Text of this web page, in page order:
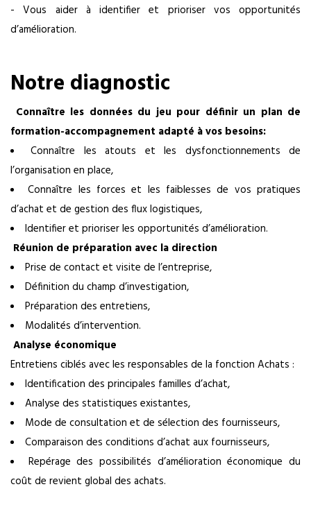
- Vous aider à identifier et prioriser vos opportunités
d’amélioration.
Notre diagnostic
Connaître les données du jeu pour définir un plan de
formation-accompagnement adapté à vos besoins:
Connaître les atouts et les dysfonctionnements de
l’organisation en place,
Connaître les forces et les faiblesses de vos pratiques
d’achat et de gestion des flux logistiques,
Identifier et prioriser les opportunités d’amélioration.
Réunion de préparation avec la direction
Prise de contact et visite de l’entreprise,
Définition du champ d’investigation,
Préparation des entretiens,
Modalités d’intervention.
Analyse économique
Entretiens ciblés avec les responsables de la fonction Achats :
Identification des principales familles d’achat,
Analyse des statistiques existantes,
Mode de consultation et de sélection des fournisseurs,
Comparaison des conditions d’achat aux fournisseurs,
Repérage des possibilités d’amélioration économique du
coût de revient global des achats.